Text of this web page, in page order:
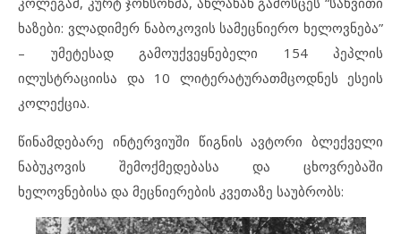
ხაზები: ვლადიმერ ნაბოკოვის სამეცნიერო ხელოვნება”
– უმეტესად გამოუქვეყნებელი 154 პეპლის
ილუსტრაციისა და 10 ლიტერატურათმცოდნეს ესეის
კოლექცია.
წინამდებარე ინტერვიუში წიგნის ავტორი ბლექველი
ნაბუკოვის შემოქმედებასა და ცხოვრებაში
ხელოვნებისა და მეცნიერების კვეთაზე საუბრობს: